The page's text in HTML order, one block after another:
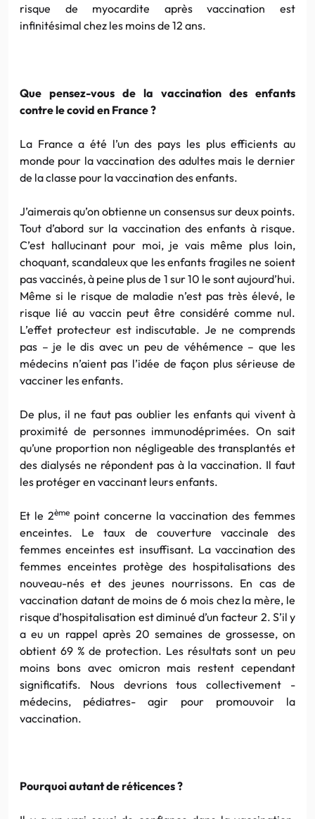
risque de myocardite après vaccination est
infinitésimal chez les moins de 12 ans.
Que pensez-vous de la vaccination des enfants
contre le covid en France ?
La France a été l’un des pays les plus efficients au
monde pour la vaccination des adultes mais le dernier
de la classe pour la vaccination des enfants.
J’aimerais qu’on obtienne un consensus sur deux points.
Tout d’abord sur la vaccination des enfants à risque.
C’est hallucinant pour moi, je vais même plus loin,
choquant, scandaleux que les enfants fragiles ne soient
pas vaccinés, à peine plus de 1 sur 10 le sont aujourd’hui.
Même si le risque de maladie n’est pas très élevé, le
risque lié au vaccin peut être considéré comme nul.
L’effet protecteur est indiscutable. Je ne comprends
pas – je le dis avec un peu de véhémence – que les
médecins n’aient pas l’idée de façon plus sérieuse de
vacciner les enfants.
De plus, il ne faut pas oublier les enfants qui vivent à
proximité de personnes immunodéprimées. On sait
qu’une proportion non négligeable des transplantés et
des dialysés ne répondent pas à la vaccination. Il faut
les protéger en vaccinant leurs enfants.
Et le 2ème point concerne la vaccination des femmes
enceintes. Le taux de couverture vaccinale des
femmes enceintes est insuffisant. La vaccination des
femmes enceintes protège des hospitalisations des
nouveau-nés et des jeunes nourrissons. En cas de
vaccination datant de moins de 6 mois chez la mère, le
risque d’hospitalisation est diminué d’un facteur 2. S’il y
a eu un rappel après 20 semaines de grossesse, on
obtient 69 % de protection. Les résultats sont un peu
moins bons avec omicron mais restent cependant
significatifs. Nous devrions tous collectivement -
médecins, pédiatres- agir pour promouvoir la
vaccination.
Pourquoi autant de réticences ?